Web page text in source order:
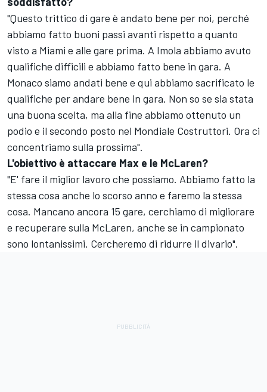
"Questo trittico di gare è andato bene per noi, perché
abbiamo fatto buoni passi avanti rispetto a quanto
visto a Miami e alle gare prima. A Imola abbiamo avuto
qualifiche difficili e abbiamo fatto bene in gara. A
Monaco siamo andati bene e qui abbiamo sacrificato le
qualifiche per andare bene in gara. Non so se sia stata
una buona scelta, ma alla fine abbiamo ottenuto un
podio e il secondo posto nel Mondiale Costruttori. Ora ci
concentriamo sulla prossima".
L'obiettivo è attaccare Max e le McLaren?
"E' fare il miglior lavoro che possiamo. Abbiamo fatto la
stessa cosa anche lo scorso anno e faremo la stessa
cosa. Mancano ancora 15 gare, cerchiamo di migliorare
e recuperare sulla McLaren, anche se in campionato
sono lontanissimi. Cercheremo di ridurre il divario".